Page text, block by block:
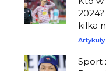
kilka
Artykuły
Sport